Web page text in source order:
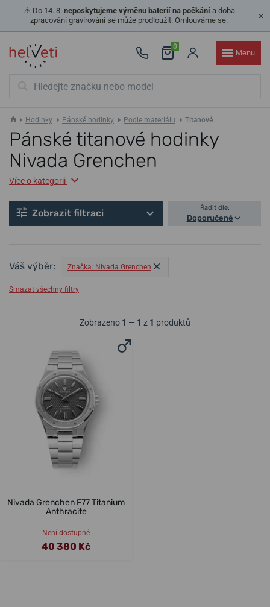
⚠️ Do 14. 8. neposkytujeme výměnu baterií na počkánía doba
zpracování gravírování se může prodloužit. Omlouváme se.
0
Menu
Hodinky Pánské hodinky Podle materiálu Titanové
Pánské titanové hodinky
Nivada Grenchen
Více o kategorii
Zobrazit filtraci Řadit dle:
Doporučené
Váš výběr: Značka: Nivada Grenchen
Smazat všechny filtry
Zobrazeno 1 — 1 z 1 produktů
Nivada Grenchen F77 Titanium
Anthracite
Není dostupné
40 380 Kč